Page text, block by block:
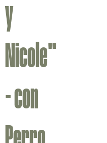
y
Nicole"
- con